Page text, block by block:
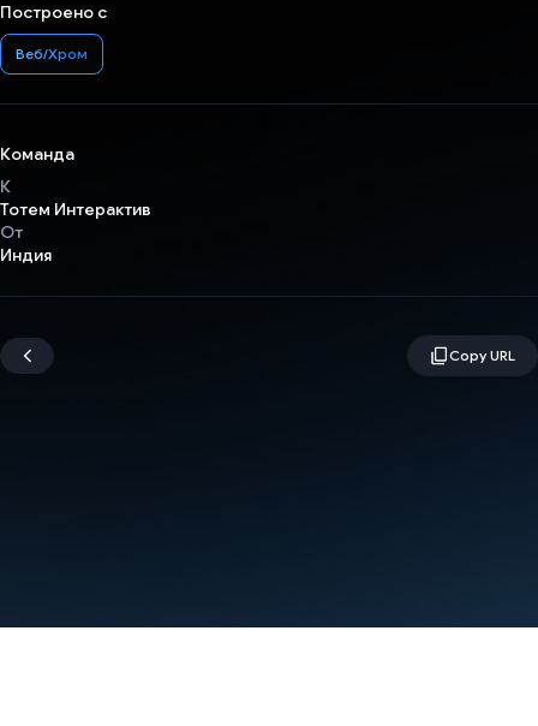
Построено с
Веб/Хром
Команда
К
Тотем Интерактив
От
Индия